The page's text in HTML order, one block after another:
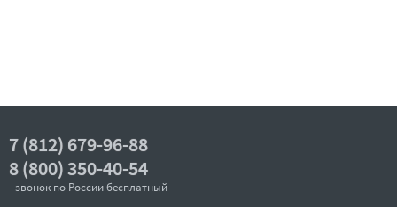
7 (812) 679-96-88
8 (800) 350-40-54
- звонок по России бесплатный -